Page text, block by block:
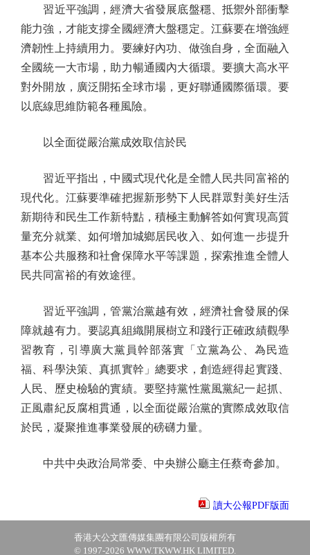
習近平強調，經濟大省發展底盤穩、抵禦外部衝擊
能力強，才能支撐全國經濟大盤穩定。江蘇要在增強經
濟韌性上持續用力。要練好內功、做強自身，全面融入
全國統一大市場，助力暢通國內大循環。要擴大高水平
對外開放，廣泛開拓全球市場，更好聯通國際循環。要
以底線思維防範各種風險。
以全面從嚴治黨成效取信於民
習近平指出，中國式現代化是全體人民共同富裕的
現代化。江蘇要準確把握新形勢下人民群眾對美好生活
新期待和民生工作新特點，積極主動解答如何實現高質
量充分就業、如何增加城鄉居民收入、如何進一步提升
基本公共服務和社會保障水平等課題，探索推進全體人
民共同富裕的有效途徑。
習近平強調，管黨治黨越有效，經濟社會發展的保
障就越有力。要認真組織開展樹立和踐行正確政績觀學
習教育，引導廣大黨員幹部落實「立黨為公、為民造
福、科學決策、真抓實幹」總要求，創造經得起實踐、
人民、歷史檢驗的實績。要堅持黨性黨風黨紀一起抓、
正風肅紀反腐相貫通，以全面從嚴治黨的實際成效取信
於民，凝聚推進事業發展的磅礴力量。
中共中央政治局常委、中央辦公廳主任蔡奇參加。
讀大公報PDF版面
香港大公文匯傳媒集團有限公司版權所有
© 1997-2026 WWW.TKWW.HK LIMITED.